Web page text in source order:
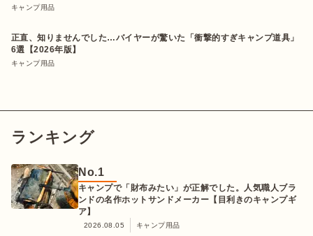
キャンプ用品
正直、知りませんでした…バイヤーが驚いた「衝撃的すぎキャンプ道具」
6選【2026年版】
キャンプ用品
ランキング
No.1
キャンプで「財布みたい」が正解でした。人気職人ブラ
ンドの名作ホットサンドメーカー【目利きのキャンプギ
ア】
2026.08.05
キャンプ用品